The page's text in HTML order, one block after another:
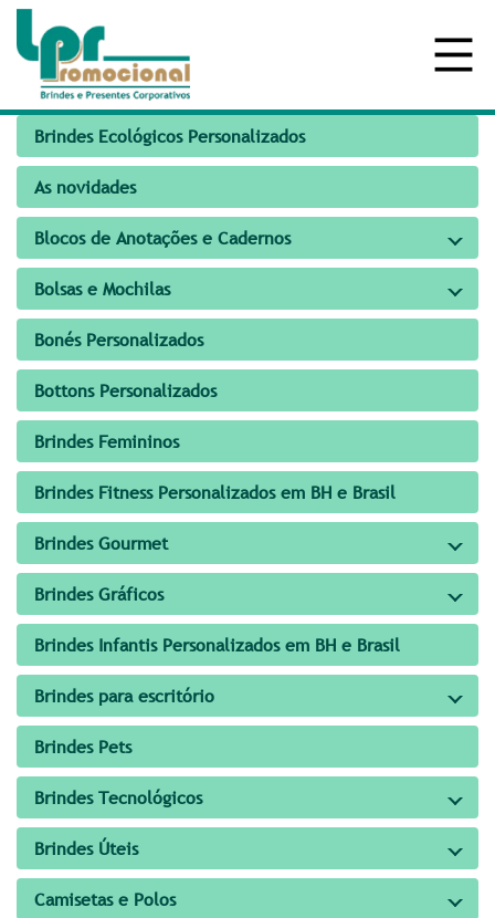
Brindes Ecológicos Personalizados
As novidades
Blocos de Anotações e Cadernos
Bolsas e Mochilas
Bonés Personalizados
Bottons Personalizados
Brindes Femininos
Brindes Fitness Personalizados em BH e Brasil
Brindes Gourmet
Brindes Gráficos
Brindes Infantis Personalizados em BH e Brasil
Brindes para escritório
Brindes Pets
Brindes Tecnológicos
Brindes Úteis
Camisetas e Polos